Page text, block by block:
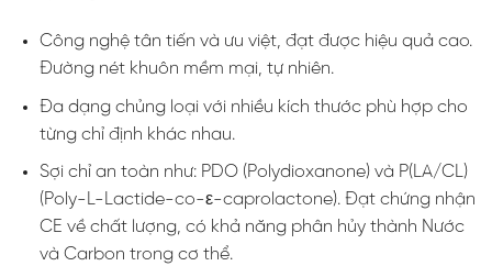
Công nghệ tân tiến và ưu việt, đạt được hiệu quả cao.
Đường nét khuôn mềm mại, tự nhiên.
Đa dạng chủng loại với nhiều kích thước phù hợp cho
từng chỉ định khác nhau.
Sợi chỉ an toàn như: PDO (Polydioxanone) và P(LA/CL)
(Poly-L-Lactide-co-ε-caprolactone). Đạt chứng nhận
CE về chất lượng, có khả năng phân hủy thành Nước
và Carbon trong cơ thể.